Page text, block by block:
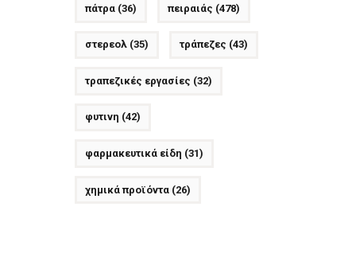
πάτρα(36) πειραιάς (478)
στερεολ(35) τράπεζες (43)
τραπεζικές εργασίες (32)
φυτινη (42)
φαρμακευτικά είδη (31)
χημικά προϊόντα(26)